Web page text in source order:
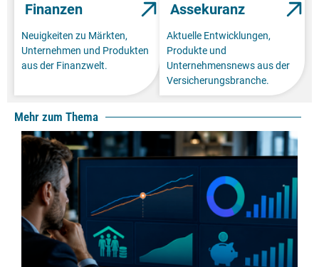
Finanzen
Neuigkeiten zu Märkten,
Unternehmen und Produkten
aus der Finanzwelt.
Assekuranz
Aktuelle Entwicklungen,
Produkte und
Unternehmensnews aus der
Versicherungsbranche.
Mehr zum Thema